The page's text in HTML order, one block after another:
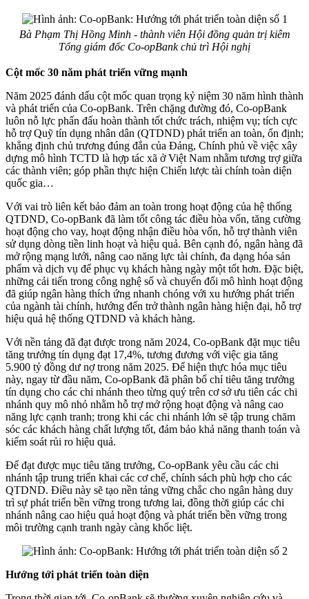
Bà Phạm Thị Hồng Minh - thành viên Hội đồng quản trị kiêm
Tổng giám đốc Co-opBank chủ trì Hội nghị
Cột mốc 30 năm phát triển vững mạnh
Năm 2025 đánh dấu cột mốc quan trọng kỷ niệm 30 năm hình thành
và phát triển của Co-opBank. Trên chặng đường đó, Co-opBank
luôn nỗ lực phấn đấu hoàn thành tốt chức trách, nhiệm vụ; tích cực
hỗ trợ Quỹ tín dụng nhân dân (QTDND) phát triển an toàn, ổn định;
khẳng định chủ trương đúng đắn của Đảng, Chính phủ về việc xây
dựng mô hình TCTD là hợp tác xã ở Việt Nam nhằm tương trợ giữa
các thành viên; góp phần thực hiện Chiến lược tài chính toàn diện
quốc gia…
Với vai trò liên kết bảo đảm an toàn trong hoạt động của hệ thống
QTDND, Co-opBank đã làm tốt công tác điều hòa vốn, tăng cường
hoạt động cho vay, hoạt động nhận điều hòa vốn, hỗ trợ thành viên
sử dụng dòng tiền linh hoạt và hiệu quả. Bên cạnh đó, ngân hàng đã
mở rộng mạng lưới, nâng cao năng lực tài chính, đa dạng hóa sản
phẩm và dịch vụ để phục vụ khách hàng ngày một tốt hơn. Đặc biệt,
những cải tiến trong công nghệ số và chuyển đổi mô hình hoạt động
đã giúp ngân hàng thích ứng nhanh chóng với xu hướng phát triển
của ngành tài chính, hướng đến trở thành ngân hàng hiện đại, hỗ trợ
hiệu quả hệ thống QTDND và khách hàng.
Với nền tảng đã đạt được trong năm 2024, Co-opBank đặt mục tiêu
tăng trưởng tín dụng đạt 17,4%, tương đương với việc gia tăng
5.900 tỷ đồng dư nợ trong năm 2025. Để hiện thực hóa mục tiêu
này, ngay từ đầu năm, Co-opBank đã phân bổ chỉ tiêu tăng trưởng
tín dụng cho các chi nhánh theo từng quý trên cơ sở ưu tiên các chi
nhánh quy mô nhỏ nhằm hỗ trợ mở rộng hoạt động và nâng cao
năng lực cạnh tranh; trong khi các chi nhánh lớn sẽ tập trung chăm
sóc các khách hàng chất lượng tốt, đảm bảo khả năng thanh toán và
kiểm soát rủi ro hiệu quả.
Để đạt được mục tiêu tăng trưởng, Co-opBank yêu cầu các chi
nhánh tập trung triển khai các cơ chế, chính sách phù hợp cho các
QTDND. Điều này sẽ tạo nền tảng vững chắc cho ngân hàng duy
trì sự phát triển bền vững trong tương lai, đồng thời giúp các chi
nhánh nâng cao hiệu quả hoạt động và phát triển bền vững trong
môi trường cạnh tranh ngày càng khốc liệt.
Hướng tới phát triển toàn diện